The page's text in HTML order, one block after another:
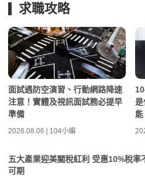
求職攻略
面試遇防空演習、行動網路降速
注意！實體及視訊面試務必提早
準備
2026.08.06 | 104小編
是
五大產業迎美關稅紅利 受惠10%稅率
可期